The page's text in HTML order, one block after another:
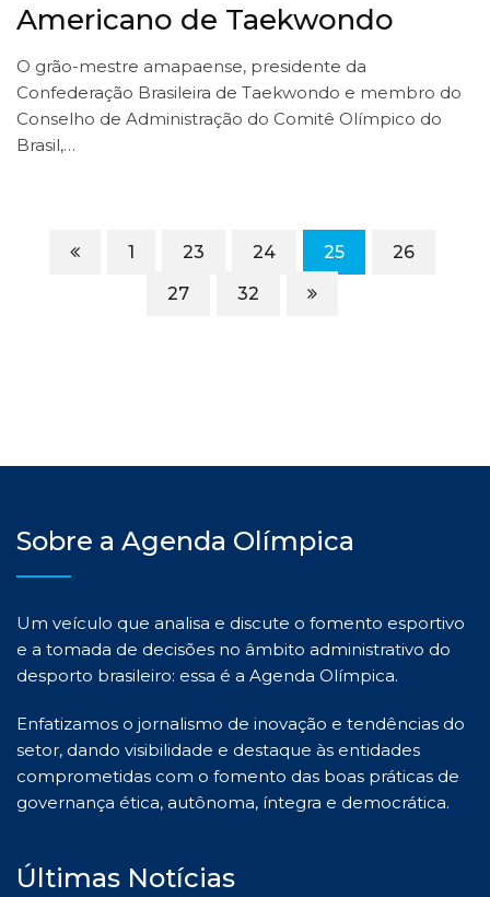
Americano de Taekwondo
O grão-mestre amapaense, presidente da
Confederação Brasileira de Taekwondo e membro do
Conselho de Administração do Comitê Olímpico do
Brasil,…
1 23 24 25
26
27
32
Sobre a Agenda Olímpica
Um veículo que analisa e discute o fomento esportivo
e a tomada de decisões no âmbito administrativo do
desporto brasileiro: essa é a Agenda Olímpica.
Enfatizamos o jornalismo de inovação e tendências do
setor, dando visibilidade e destaque às entidades
comprometidas com o fomento das boas práticas de
governança ética, autônoma, íntegra e democrática.
Últimas Notícias